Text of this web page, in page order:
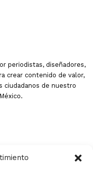
periodistas, diseñadores,
crear contenido de valor,
ciudadanos de nuestro